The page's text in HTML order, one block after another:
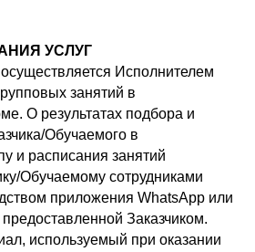
УСЛУГ
Исполнителем
занятий в
О результатах подбора и
Обучаемого в
и расписания занятий
Обучаемому сотрудниками
приложения WhatsApp или
Заказчиком.
используемый при оказании